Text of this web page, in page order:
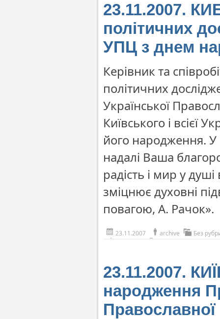
23.11.2007.
політичних
УПЦ з днем
Керівник та
політичних
Української
Київського і всієї
його народження. У
надалі Ваша
радість і мир у
зміцнює духовні
повагою, А. Рачок».
23.11.2007 archive Без
23.11.2007.
народження